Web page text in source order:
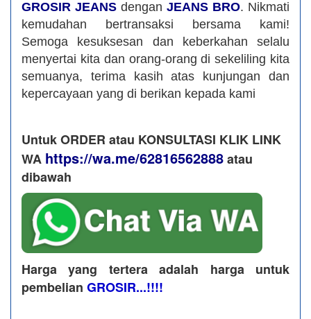
GROSIR JEANS dengan JEANS BRO. Nikmati
kemudahan bertransaksi bersama kami!
Semoga kesuksesan dan keberkahan selalu
menyertai kita dan orang-orang di sekeliling kita
semuanya, terima kasih atas kunjungan dan
kepercayaan yang di berikan kepada kami
Untuk ORDER atau KONSULTASI KLIK LINK
WA https://wa.me/62816562888​ atau
dibawah
Harga yang tertera adalah harga untuk
pembelian GROSIR...!!!!